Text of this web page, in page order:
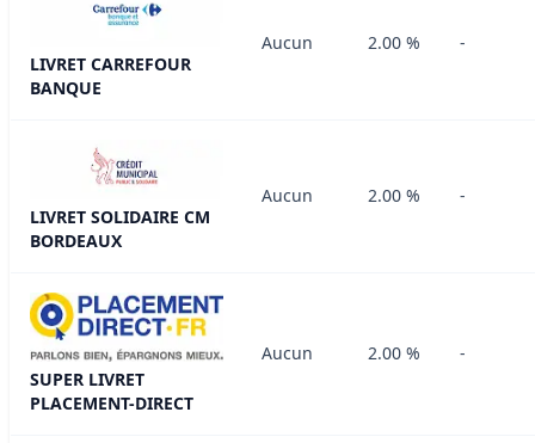
LIVRET CARREFOUR
BANQUE
Aucun 2.00 % -
LIVRET SOLIDAIRE CM
BORDEAUX
Aucun 2.00 % -
SUPER LIVRET
PLACEMENT-DIRECT
Aucun 2.00 % -